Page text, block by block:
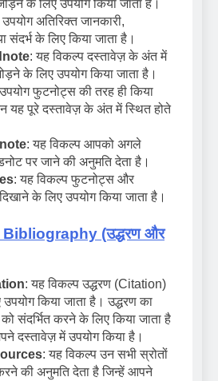
के लिए उपयोग किया जाता है।
अतिरिक्त जानकारी,
संदर्भ के लिए किया जाता है।
: यह विकल्प दस्तावेज़ के अंत में
के लिए उपयोग किया जाता है।
फुटनोट्स की तरह ही किया
यह पूरे दस्तावेज़ के अंत में स्थित होते
: यह विकल्प आपको अगले
पर जाने की अनुमति देता है।
: यह विकल्प फुटनोट्स और
के लिए उपयोग किया जाता है।
(उद्धरण और
: यह विकल्प उद्धरण (Citation)
किया जाता है। उद्धरण का
संदर्भित करने के लिए किया जाता है
दस्तावेज़ में उपयोग किया है।
: यह विकल्प उन सभी स्रोतों
की अनुमति देता है जिन्हें आपने